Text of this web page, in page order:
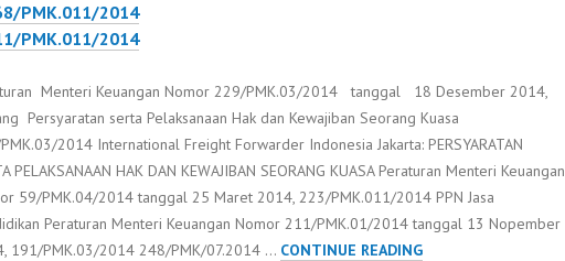
PMK.011/2014
PMK.011/2014
Menteri Keuangan Nomor 229/PMK.03/2014 tanggal 18 Desember 2014,
Persyaratan serta Pelaksanaan Hak dan Kewajiban Seorang Kuasa
2014 International Freight Forwarder Indonesia Jakarta: PERSYARATAN
PELAKSANAAN HAK DAN KEWAJIBAN SEORANG KUASA Peraturan Menteri Keuangan
59/PMK.04/2014 tanggal 25 Maret 2014, 223/PMK.011/2014 PPN Jasa
Peraturan Menteri Keuangan Nomor 211/PMK.01/2014 tanggal 13 Nopember
191/PMK.03/2014 248/PMK/07.2014 … CONTINUE READING229/PMK.03/2014